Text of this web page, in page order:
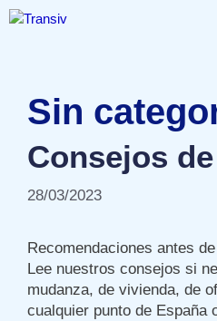
Saltar
Sin
Consejos
28/03/2023
Recomendaciones antes
Lee nuestros consejos si
mudanza, de vivienda, de
cualquier punto de España